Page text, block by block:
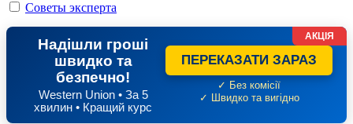
Советы эксперта
Надішли гроші
швидко та
безпечно!
Western Union • За 5
хвилин • Кращий курс
ПЕРЕКАЗАТИ ЗАРАЗ
✓ Без комісії
✓ Швидко та вигідно
АКЦІЯ